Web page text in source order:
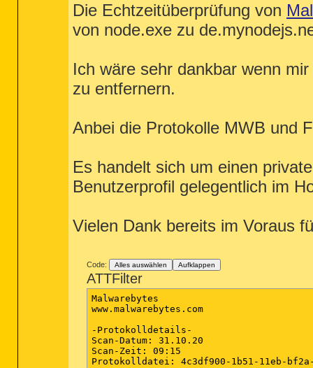
Die Echtzeitüberprüfung von
von node.exe zu
Ich wäre sehr dankbar wenn
zu entfernern.
Anbei die Protokolle MWB und
Es handelt sich um einen
Benutzerprofil gelegentlich im
Vielen Dank bereits im Voraus
Code: Alles auswählen Aufklappen
ATTFilter
Malwarebytes
www.malwarebytes.com
-Protokolldetails-
Scan-Datum: 31.10.20
Scan-Zeit: 09:15
Protokolldatei: 4c3df900-1b51-11eb-